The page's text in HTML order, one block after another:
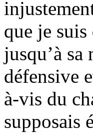
que je
jusqu’à
défensive
à-vis du
supposais